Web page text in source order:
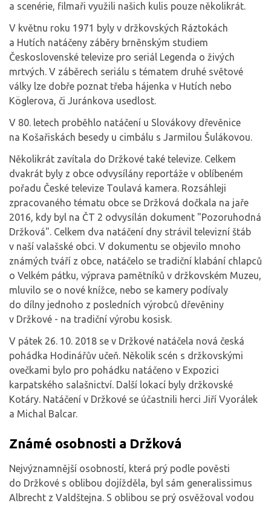
a scenérie, filmaři využili našich kulis pouze několikrát.
V květnu roku 1971 byly v držkovských Ráztokách
a Hutích natáčeny záběry brněnským studiem
Československé televize pro seriál Legenda o živých
mrtvých. V záběrech seriálu s tématem druhé světové
války lze dobře poznat třeba hájenka v Hutích nebo
Köglerova, či Juránkova usedlost.
V 80. letech proběhlo natáčení u Slovákovy dřevěnice
na Košařiskách besedy u cimbálu s Jarmilou Šulákovou.
Několikrát zavítala do Držkové také televize. Celkem
dvakrát byly z obce odvysílány reportáže v oblíbeném
pořadu České televize Toulavá kamera. Rozsáhleji
zpracovaného tématu obce se Držková dočkala na jaře
2016, kdy byl na ČT 2 odvysílán dokument "Pozoruhodná
Držková". Celkem dva natáčení dny strávil televizní štáb
v naší valašské obci. V dokumentu se objevilo mnoho
známých tváří z obce, natáčelo se tradiční klabání chlapců
o Velkém pátku, výprava pamětníků v držkovském Muzeu,
mluvilo se o nové knížce, nebo se kamery podívaly
do dílny jednoho z posledních výrobců dřevěniny
v Držkové - na tradiční výrobu kosisk.
V pátek 26. 10. 2018 se v Držkové natáčela nová česká
pohádka Hodinářův učeň. Několik scén s držkovskými
ovečkami bylo pro pohádku natáčeno v Expozici
karpatského salašnictví. Další lokací byly držkovské
Kotáry. Natáčení v Držkové se účastnili herci Jiří Vyorálek
a Michal Balcar.
Známé osobnosti a Držková
Nejvýznamnější osobností, která prý podle pověsti
do Držkové s oblibou dojížděla, byl sám generalissimus
Albrecht z Valdštejna. S oblibou se prý osvěžoval vodou